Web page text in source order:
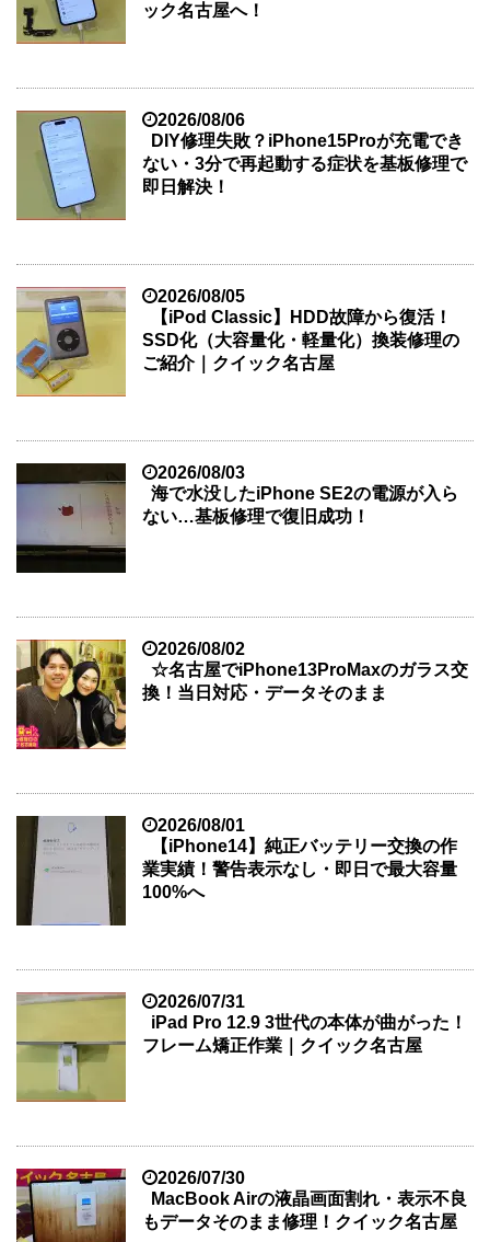
ック名古屋へ！
2026/08/06
DIY修理失敗？iPhone15Proが充電でき
ない・3分で再起動する症状を基板修理で
即日解決！
2026/08/05
【iPod Classic】HDD故障から復活！
SSD化（大容量化・軽量化）換装修理の
ご紹介｜クイック名古屋
2026/08/03
海で水没したiPhone SE2の電源が入ら
ない…基板修理で復旧成功！
2026/08/02
☆名古屋でiPhone13ProMaxのガラス交
換！当日対応・データそのまま
2026/08/01
【iPhone14】純正バッテリー交換の作
業実績！警告表示なし・即日で最大容量
100%へ
2026/07/31
iPad Pro 12.9 3世代の本体が曲がった！
フレーム矯正作業｜クイック名古屋
2026/07/30
MacBook Airの液晶画面割れ・表示不良
もデータそのまま修理！クイック名古屋